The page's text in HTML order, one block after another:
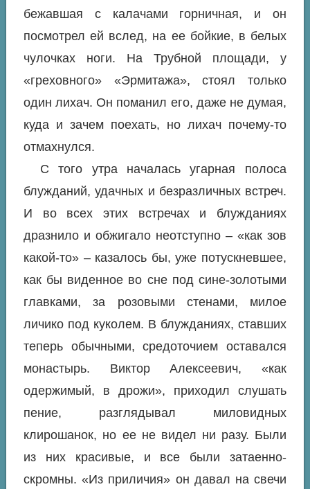
бежавшая с калачами горничная, и он
посмотрел ей вслед, на ее бойкие, в белых
чулочках ноги. На Трубной площади, у
«греховного» «Эрмитажа», стоял только
один лихач. Он поманил его, даже не думая,
куда и зачем поехать, но лихач почему-то
отмахнулся.
С того утра началась угарная полоса
блужданий, удачных и безразличных встреч.
И во всех этих встречах и блужданиях
дразнило и обжигало неотступно – «как зов
какой-то» – казалось бы, уже потускневшее,
как бы виденное во сне под сине-золотыми
главками, за розовыми стенами, милое
личико под куколем. В блужданиях, ставших
теперь обычными, средоточием оставался
монастырь. Виктор Алексеевич, «как
одержимый, в дрожи», приходил слушать
пение, разглядывал миловидных
клирошанок, но еене видел ни разу. Были
из них красивые, и все были затаенно-
скромны. «Из приличия» он давал на свечи